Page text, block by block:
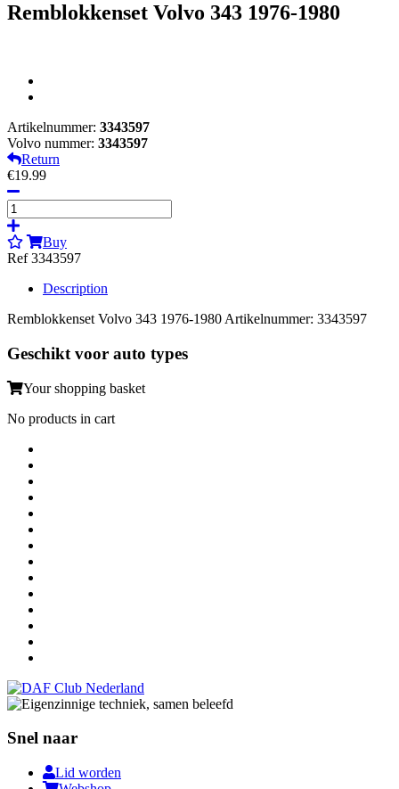
Remblokkenset Volvo 343 1976-1980
Artikelnummer: 3343597
Volvo nummer: 3343597
Return
€19.99
Buy
Ref 3343597
Description
Remblokkenset Volvo 343 1976-1980 Artikelnummer: 3343597
Geschikt voor auto types
Your shopping basket
No products in cart
Snel naar
Lid worden